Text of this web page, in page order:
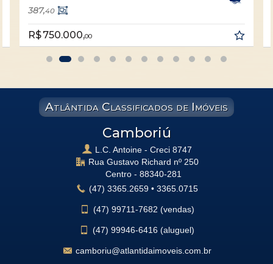
387,40
R$ 750.000,00
Atlântida Classificados de Imóveis
Camboriú
L.C. Antoine - Creci 8747
Rua Gustavo Richard nº 250
Centro - 88340-281
(47) 3365.2659 • 3365.0715
(47) 99711-7682 (vendas)
(47) 99946-6416 (aluguel)
camboriu@atlantidaimoveis.com.br